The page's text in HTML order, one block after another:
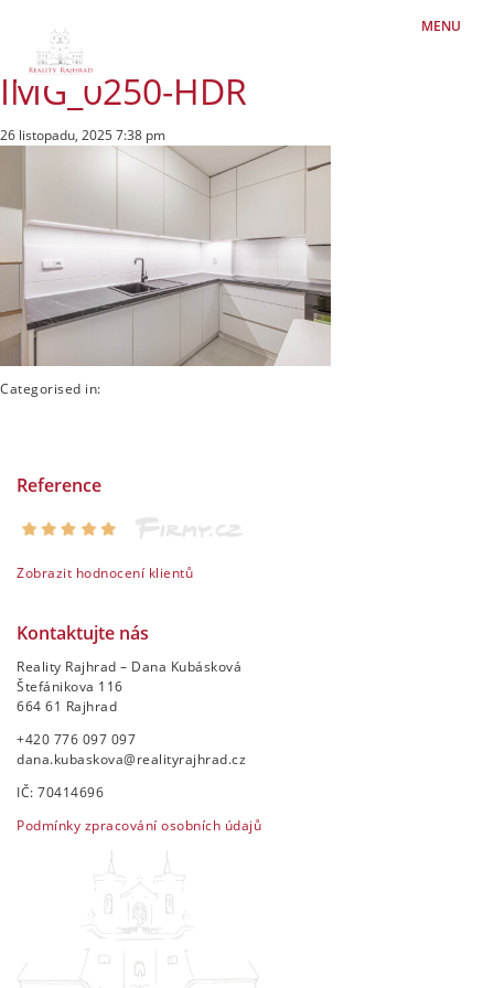
MENU
IMG_0250-HDR
26 listopadu, 2025 7:38 pm
Categorised in:
Reference
Zobrazit hodnocení klientů
Kontaktujte nás
Reality Rajhrad – Dana Kubásková
Štefánikova 116
664 61 Rajhrad
+420 776 097 097
dana.kubaskova@realityrajhrad.cz
IČ: 70414696
Podmínky zpracování osobních údajů